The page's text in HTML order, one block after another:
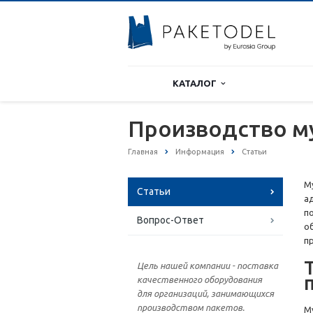
КАТАЛОГ
Производство
Главная Информация Статьи
Статьи
Вопрос-Ответ
Цель нашей компании - поставка
качественного оборудования
для организаций, занимающихся
производством пакетов.